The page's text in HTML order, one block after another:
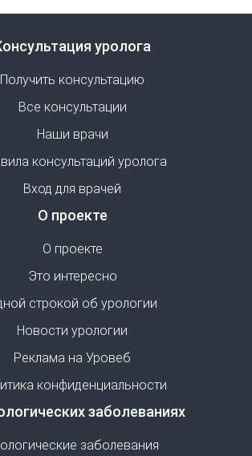
уролога
Получить консультацию
Все консультации
Наши врачи
консультаций уролога
Вход для врачей
О проекте
О проекте
Это интересно
строкой об урологии
Новости урологии
Реклама на Уровеб
конфиденциальности
заболеваниях
заболевания